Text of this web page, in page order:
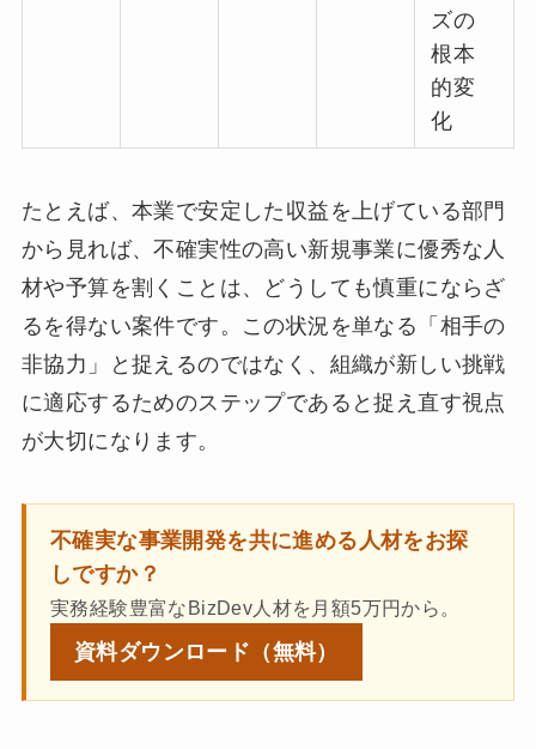
ズの
根本
的変
化
たとえば、本業で安定した収益を上げている部門
から見れば、不確実性の高い新規事業に優秀な人
材や予算を割くことは、どうしても慎重にならざ
るを得ない案件です。この状況を単なる「相手の
非協力」と捉えるのではなく、組織が新しい挑戦
に適応するためのステップであると捉え直す視点
が大切になります。
不確実な事業開発を共に進める人材をお探
しですか？
実務経験豊富なBizDev人材を月額5万円から。
資料ダウンロード （無料）